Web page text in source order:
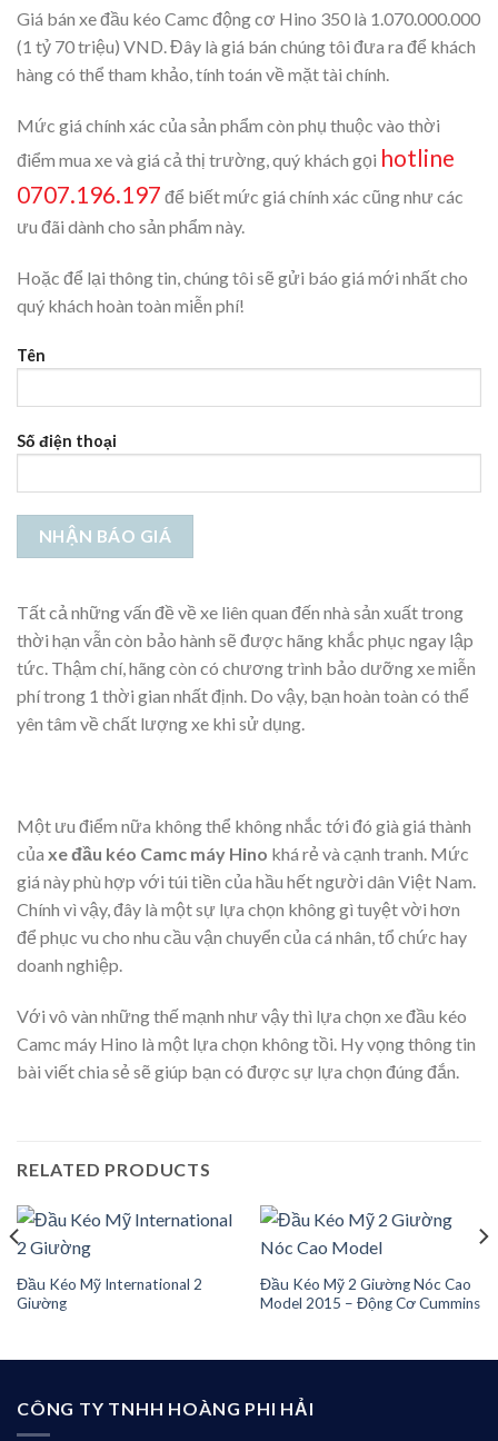
Giá bán xe đầu kéo Camc động cơ Hino 350 là 1.070.000.000
(1 tỷ 70 triệu) VND. Đây là giá bán chúng tôi đưa ra để khách
hàng có thể tham khảo, tính toán về mặt tài chính.
Mức giá chính xác của sản phẩm còn phụ thuộc vào thời
điểm mua xe và giá cả thị trường, quý khách gọi hotline
0707.196.197 để biết mức giá chính xác cũng như các
ưu đãi dành cho sản phẩm này.
Hoặc để lại thông tin, chúng tôi sẽ gửi báo giá mới nhất cho
quý khách hoàn toàn miễn phí!
Tên
Số điện thoại
Tất cả những vấn đề về xe liên quan đến nhà sản xuất trong
thời hạn vẫn còn bảo hành sẽ được hãng khắc phục ngay lập
tức. Thậm chí, hãng còn có chương trình bảo dưỡng xe miễn
phí trong 1 thời gian nhất định. Do vậy, bạn hoàn toàn có thể
yên tâm về chất lượng xe khi sử dụng.
Một ưu điểm nữa không thể không nhắc tới đó già giá thành
của xe đầu kéo Camc máy Hino khá rẻ và cạnh tranh. Mức
giá này phù hợp với túi tiền của hầu hết người dân Việt Nam.
Chính vì vậy, đây là một sự lựa chọn không gì tuyệt vời hơn
để phục vu cho nhu cầu vận chuyển của cá nhân, tổ chức hay
doanh nghiệp.
Với vô vàn những thế mạnh như vậy thì lựa chọn xe đầu kéo
Camc máy Hino là một lựa chọn không tồi. Hy vọng thông tin
bài viết chia sẻ sẽ giúp bạn có được sự lựa chọn đúng đắn.
RELATED PRODUCTS
Đầu Kéo Mỹ International 2
Giường
Đầu Kéo Mỹ 2 Giường Nóc Cao
Model 2015 – Động Cơ Cummins
CÔNG TY TNHH HOÀNG PHI HẢI